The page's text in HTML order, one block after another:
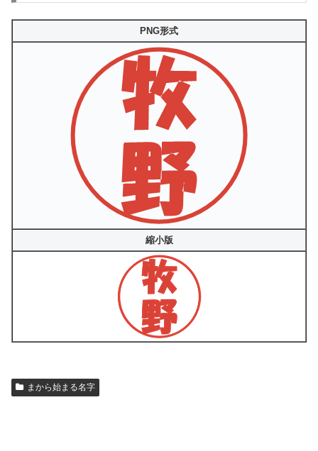
PNG形式
縮小版
まから始まる名字